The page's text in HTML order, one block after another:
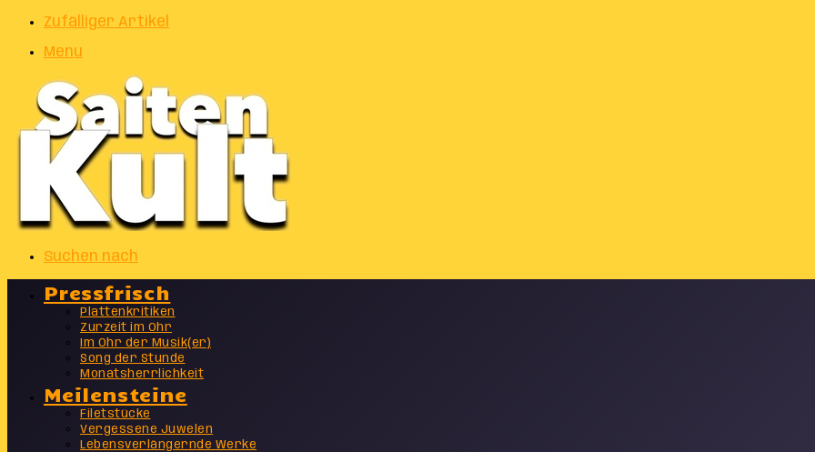
Zufälliger Artikel
Menu
Suchen nach
Pressfrisch
Plattenkritiken
Zurzeit im Ohr
Im Ohr der Musik(er)
Song der Stunde
Monatsherrlichkeit
Meilensteine
Filetstücke
Vergessene Juwelen
Lebensverlängernde Werke